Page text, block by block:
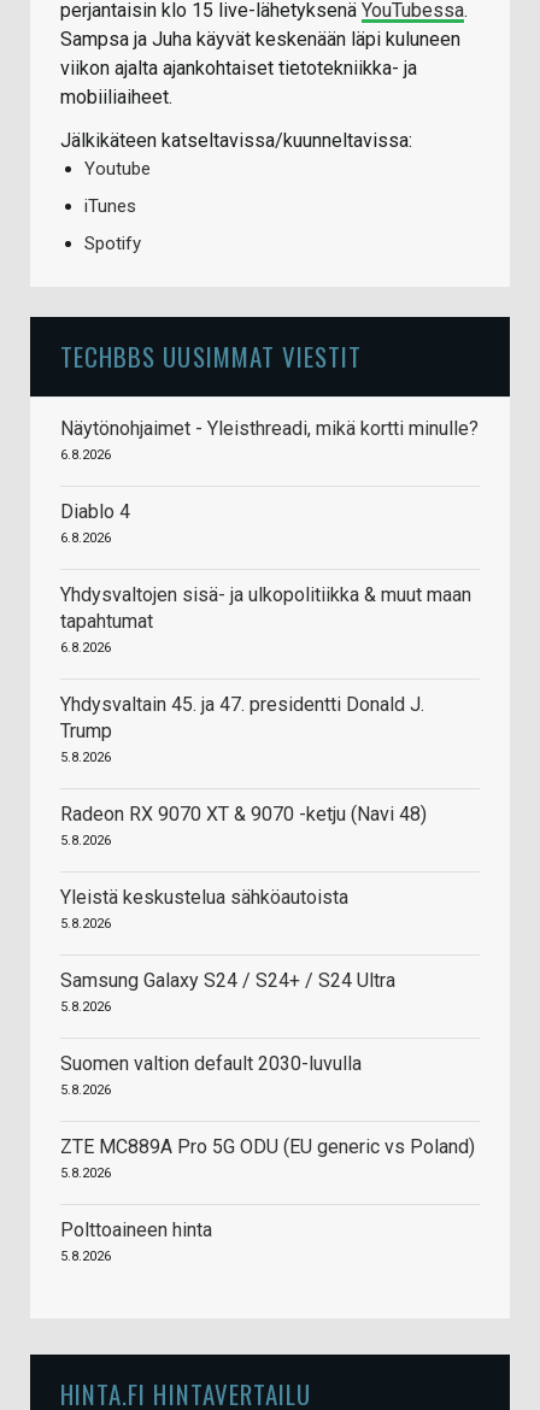
perjantaisin klo 15 live-lähetyksenä YouTubessa.
Sampsa ja Juha käyvät keskenään läpi kuluneen
viikon ajalta ajankohtaiset tietotekniikka- ja
mobiiliaiheet.
Jälkikäteen katseltavissa/kuunneltavissa:
Youtube
iTunes
Spotify
TECHBBS UUSIMMAT VIESTIT
Näytönohjaimet - Yleisthreadi, mikä kortti minulle?
6.8.2026
Diablo 4
6.8.2026
Yhdysvaltojen sisä- ja ulkopolitiikka & muut maan
tapahtumat
6.8.2026
Yhdysvaltain 45. ja 47. presidentti Donald J.
Trump
5.8.2026
Radeon RX 9070 XT & 9070 -ketju (Navi 48)
5.8.2026
Yleistä keskustelua sähköautoista
5.8.2026
Samsung Galaxy S24 / S24+ / S24 Ultra
5.8.2026
Suomen valtion default 2030-luvulla
5.8.2026
ZTE MC889A Pro 5G ODU (EU generic vs Poland)
5.8.2026
Polttoaineen hinta
5.8.2026
HINTA.FI HINTAVERTAILU